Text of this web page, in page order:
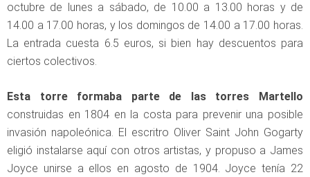
octubre de lunes a sábado, de 10.00 a 13.00 horas y de
14.00 a 17.00 horas, y los domingos de 14.00 a 17.00 horas.
La entrada cuesta 6.5 euros, si bien hay descuentos para
ciertos colectivos.
Esta torre formaba parte de las torres Martello
construidas en 1804 en la costa para prevenir una posible
invasión napoleónica. El escritro Oliver Saint John Gogarty
eligió instalarse aquí con otros artistas, y propuso a James
Joyce unirse a ellos en agosto de 1904. Joyce tenía 22